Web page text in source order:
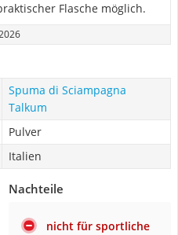
Flasche möglich.
Spuma di Sciampagna
Talkum
Pulver
Italien
Nachteile
nicht für sportliche